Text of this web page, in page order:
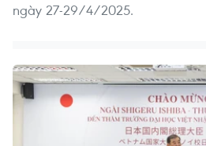
ngày 27-29/4/2025.